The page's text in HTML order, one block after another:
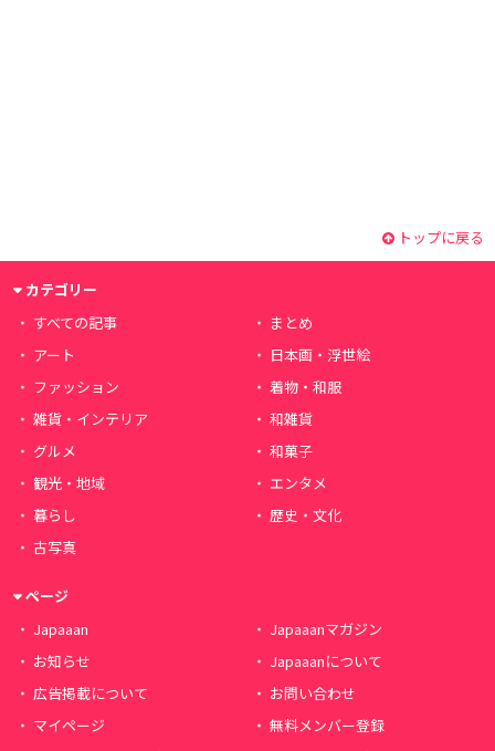
トップに戻る
カテゴリー
すべての記事
まとめ
アート
日本画・浮世絵
ファッション
着物・和服
雑貨・インテリア
和雑貨
グルメ
和菓子
観光・地域
エンタメ
暮らし
歴史・文化
古写真
ページ
Japaaan
Japaaanマガジン
お知らせ
Japaaanについて
広告掲載について
お問い合わせ
マイページ
無料メンバー登録